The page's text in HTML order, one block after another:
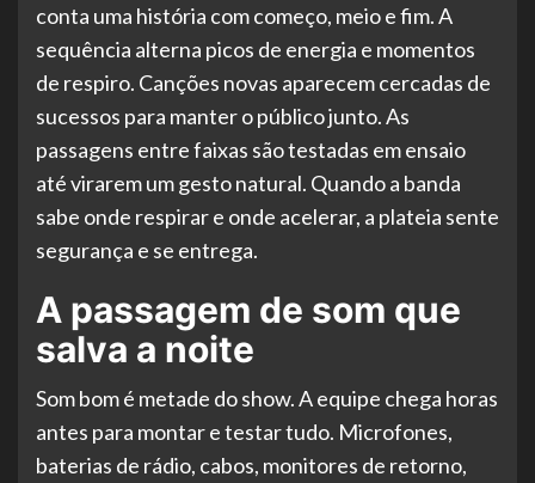
conta uma história com começo, meio e fim. A
sequência alterna picos de energia e momentos
de respiro. Canções novas aparecem cercadas de
sucessos para manter o público junto. As
passagens entre faixas são testadas em ensaio
até virarem um gesto natural. Quando a banda
sabe onde respirar e onde acelerar, a plateia sente
segurança e se entrega.
A passagem de som que
salva a noite
Som bom é metade do show. A equipe chega horas
antes para montar e testar tudo. Microfones,
baterias de rádio, cabos, monitores de retorno,